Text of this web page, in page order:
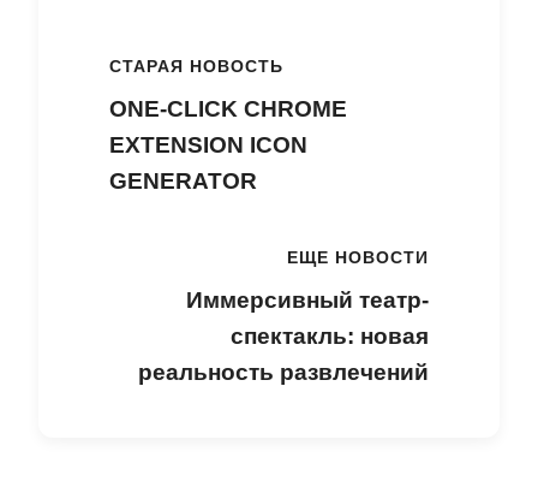
СТАРАЯ НОВОСТЬ
ONE-CLICK CHROME
EXTENSION ICON
GENERATOR
ЕЩЕ НОВОСТИ
Иммерсивный театр-
спектакль: новая
реальность развлечений